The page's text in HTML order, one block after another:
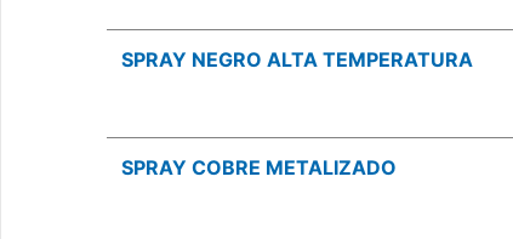
SPRAY NEGRO ALTA TEMPERATURA
SPRAY COBRE METALIZADO